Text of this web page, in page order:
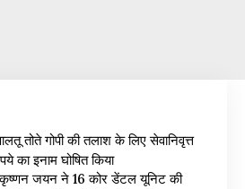
तोते गोपी की तलाश के लिए सेवानिवृत्त
का इनाम घोषित किया
जयन ने 16 कोर डेंटल यूनिट की